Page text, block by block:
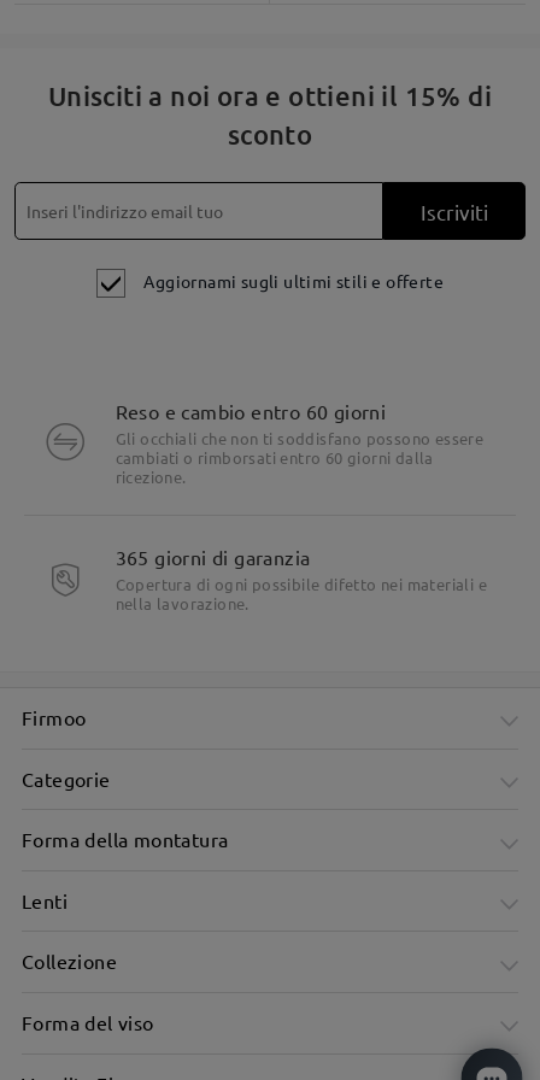
Unisciti a noi ora e ottieni il 15% di
sconto
Iscriviti
Aggiornami sugli ultimi stili e offerte
Reso e cambio entro 60 giorni
Gli occhiali che non ti soddisfano possono essere
cambiati o rimborsati entro 60 giorni dalla
ricezione.
365 giorni di garanzia
Copertura di ogni possibile difetto nei materiali e
nella lavorazione.
Firmoo
Categorie
Forma della montatura
Lenti
Collezione
Forma del viso